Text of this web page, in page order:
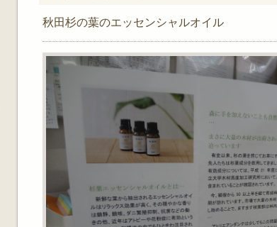
秋田杉の葉のエッセンシャルオイル